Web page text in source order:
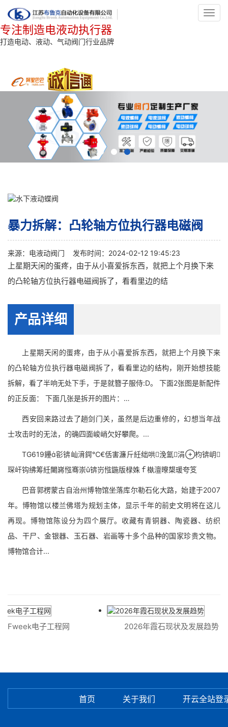
专注制造电液动执行器
打造电动、液动、气动阀门行业品牌
暴力拆解：凸轮轴方位执行器电磁阀
来源： 电液动阀门 发布时间：2024-02-12 19:45:23
上星期天闲的蛋疼，由于从小喜爱拆东西，就把上个月换下来
的凸轮轴方位执行器电磁阀拆了，看看里边的结
产品详细
上星期天闲的蛋疼，由于从小喜爱拆东西，就把上个月换下来
的凸轮轴方位执行器电磁阀拆了，看看里边的结构，刚开始想技能
拆解，看了半响无处下手，于是就簪子服侍:D。 下面2张图是新配件
的正反面： 下面几张是拆开的图片：…
西安回来路过去了趟剑门关，虽然是后边重修的，幻想当年战
士攻击时的无法，的确四面峻峭欠好攀爬。...
TG619鑸彮锛屾湇鍔℃€佸害濂斤紝绌哄浼氳涓枃锛岄
琛屽钩绋筹紝闄嶈惤骞崇ǔ锛岃惤鍦版椂姝ｆ槸澶曢槼瑗夸笅
巴音郭楞蒙古自治州博物馆坐落库尔勒石化大路，始建于2007
年。博物馆以楼兰佛塔为规划主体，显示千年的前史文明将在这儿
再现。博物馆陈设分为四个展厅。收藏有青铜器、陶瓷器、纺织
品、干尸、金银器、玉石器、岩画等十多个品种的国家珍贵文物。
博物馆合计...
电子工程网 2026年霞石现状及发展趋势
首页 关于我们 开云全站登